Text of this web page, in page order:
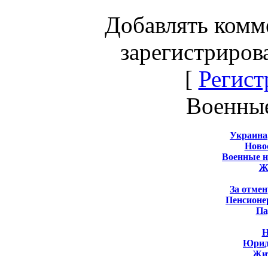
Добавлять
[
Военные
За